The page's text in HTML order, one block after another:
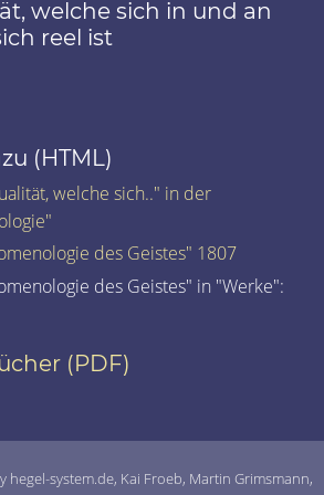
welche sich in und an
reel ist
(HTML)
welche sich.." in der
des Geistes" 1807
des Geistes" in "Werke":
(PDF)
hegel-system.de, Kai Froeb, Martin Grimsmann,